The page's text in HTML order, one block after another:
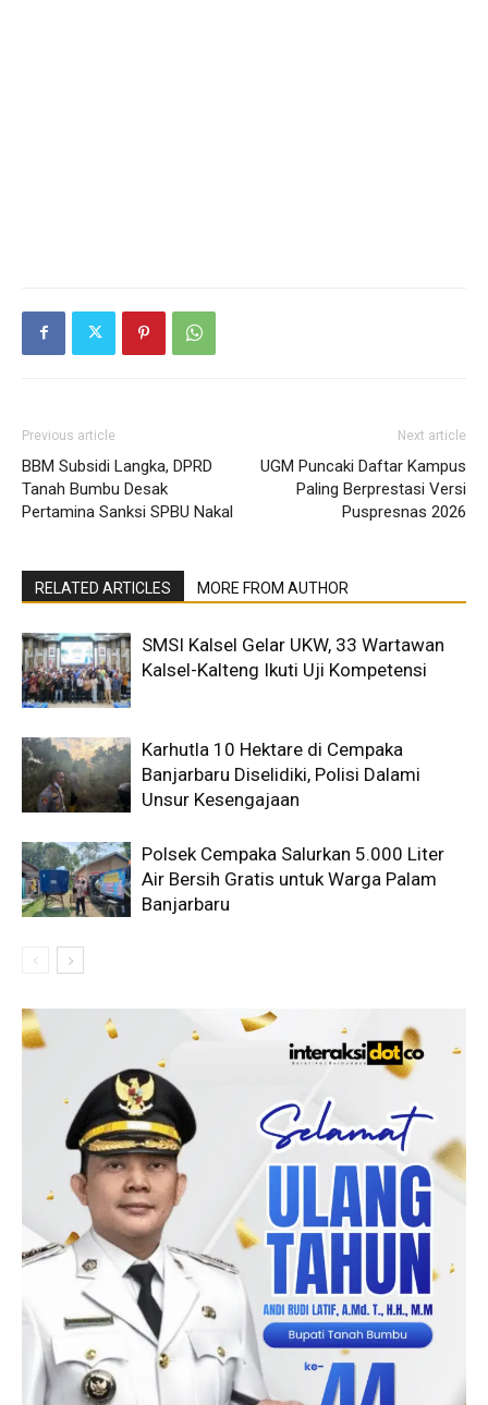
Previous article
BBM Subsidi Langka, DPRD
Tanah Bumbu Desak
Pertamina Sanksi SPBU Nakal
Next article
UGM Puncaki Daftar Kampus
Paling Berprestasi Versi
Puspresnas 2026
RELATED ARTICLES MORE FROM AUTHOR
SMSI Kalsel Gelar UKW, 33 Wartawan
Kalsel-Kalteng Ikuti Uji Kompetensi
Karhutla 10 Hektare di Cempaka
Banjarbaru Diselidiki, Polisi Dalami
Unsur Kesengajaan
Polsek Cempaka Salurkan 5.000 Liter
Air Bersih Gratis untuk Warga Palam
Banjarbaru